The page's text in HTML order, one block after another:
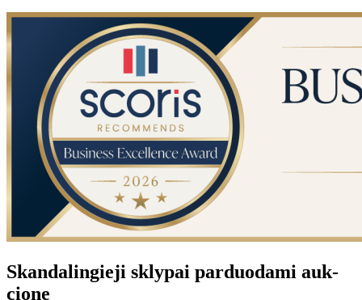
Skan­da­lin­gie­ji skly­pai par­duo­da­mi auk­
cio­ne